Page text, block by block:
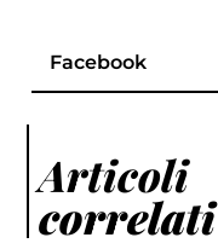
Facebook
Articoli
correlati